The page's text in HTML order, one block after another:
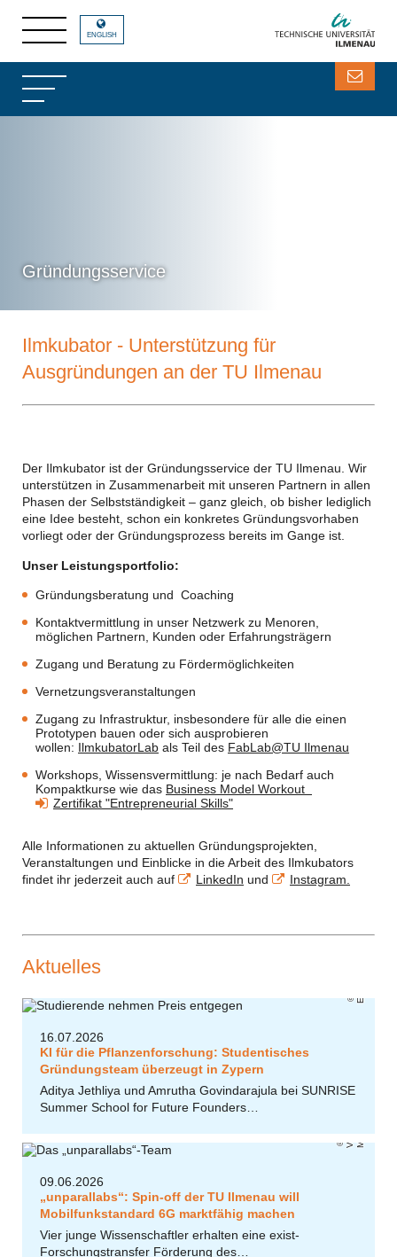
Gründungsservice
ENGLISH
Ilmkubator - Unterstützung für
Ausgründungen an der TU Ilmenau
Der Ilmkubator ist der Gründungsservice der TU Ilmenau. Wir
unterstützen in Zusammenarbeit mit unseren Partnern in allen
Phasen der Selbstständigkeit – ganz gleich, ob bisher lediglich
eine Idee besteht, schon ein konkretes Gründungsvorhaben
vorliegt oder der Gründungsprozess bereits im Gange ist.
Unser Leistungsportfolio:
Gründungsberatung und Coaching
Kontaktvermittlung in unser Netzwerk zu Menoren,
möglichen Partnern, Kunden oder Erfahrungsträgern
Zugang und Beratung zu Fördermöglichkeiten
Vernetzungsveranstaltungen
Zugang zu Infrastruktur, insbesondere für alle die einen
Prototypen bauen oder sich ausprobieren
wollen: IlmkubatorLab als Teil des FabLab@TU Ilmenau
Workshops, Wissensvermittlung: je nach Bedarf auch
Kompaktkurse wie das Business Model Workout
Zertifikat "Entrepreneurial Skills"
Alle Informationen zu aktuellen Gründungsprojekten,
Veranstaltungen und Einblicke in die Arbeit des Ilmkubators
findet ihr jederzeit auch auf
LinkedIn und Instagram.
Aktuelles
EUC
16.07.2026
KI für die Pflanzenforschung: Studentisches
Gründungsteam überzeugt in Zypern
Aditya Jethliya und Amrutha Govindarajula bei SUNRISE
Summer School for Future Founders…
Vi
k
to
ri
a
M
e
yr
09.06.2026
„unparallabs“: Spin-off der TU Ilmenau will
Mobilfunkstandard 6G marktfähig machen
Vier junge Wissenschaftler erhalten eine exist-
Forschungstransfer Förderung des…